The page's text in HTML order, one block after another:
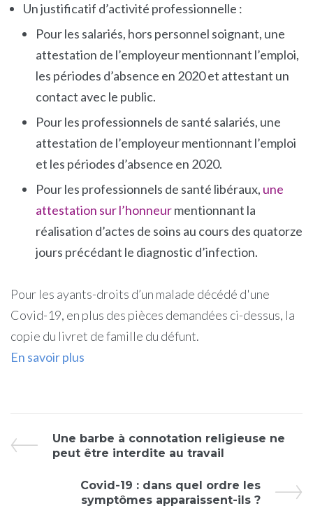
Un justificatif d’activité professionnelle :
Pour les salariés, hors personnel soignant, une
attestation de l’employeur mentionnant l’emploi,
les périodes d’absence en 2020 et attestant un
contact avec le public.
Pour les professionnels de santé salariés, une
attestation de l’employeur mentionnant l’emploi
et les périodes d’absence en 2020.
Pour les professionnels de santé libéraux, une
attestation sur l’honneurmentionnant la
réalisation d’actes de soins au cours des quatorze
jours précédant le diagnostic d’infection.
Pour les ayants-droits d’un malade décédé d'une
Covid-19, en plus des pièces demandées ci-dessus, la
copie du livret de famille du défunt.
En savoir plus
Une barbe à connotation religieuse ne
peut être interdite au travail
Covid-19 : dans quel ordre les
symptômes apparaissent-ils ?